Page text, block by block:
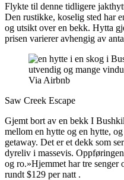
Flykte til denne tidligere
Den rustikke, koselig sted har
og utsikt over en bekk. Hytta
prisen varierer avhengig av
Via Airbnb
Saw Creek Escape
Gjemt bort av en bekk I
mellom en hytte og en hytte,
getaway. Det er et dekk som
dyreliv i massevis.
og ro.»Hjemmet har tre senger
rundt $129 per natt .